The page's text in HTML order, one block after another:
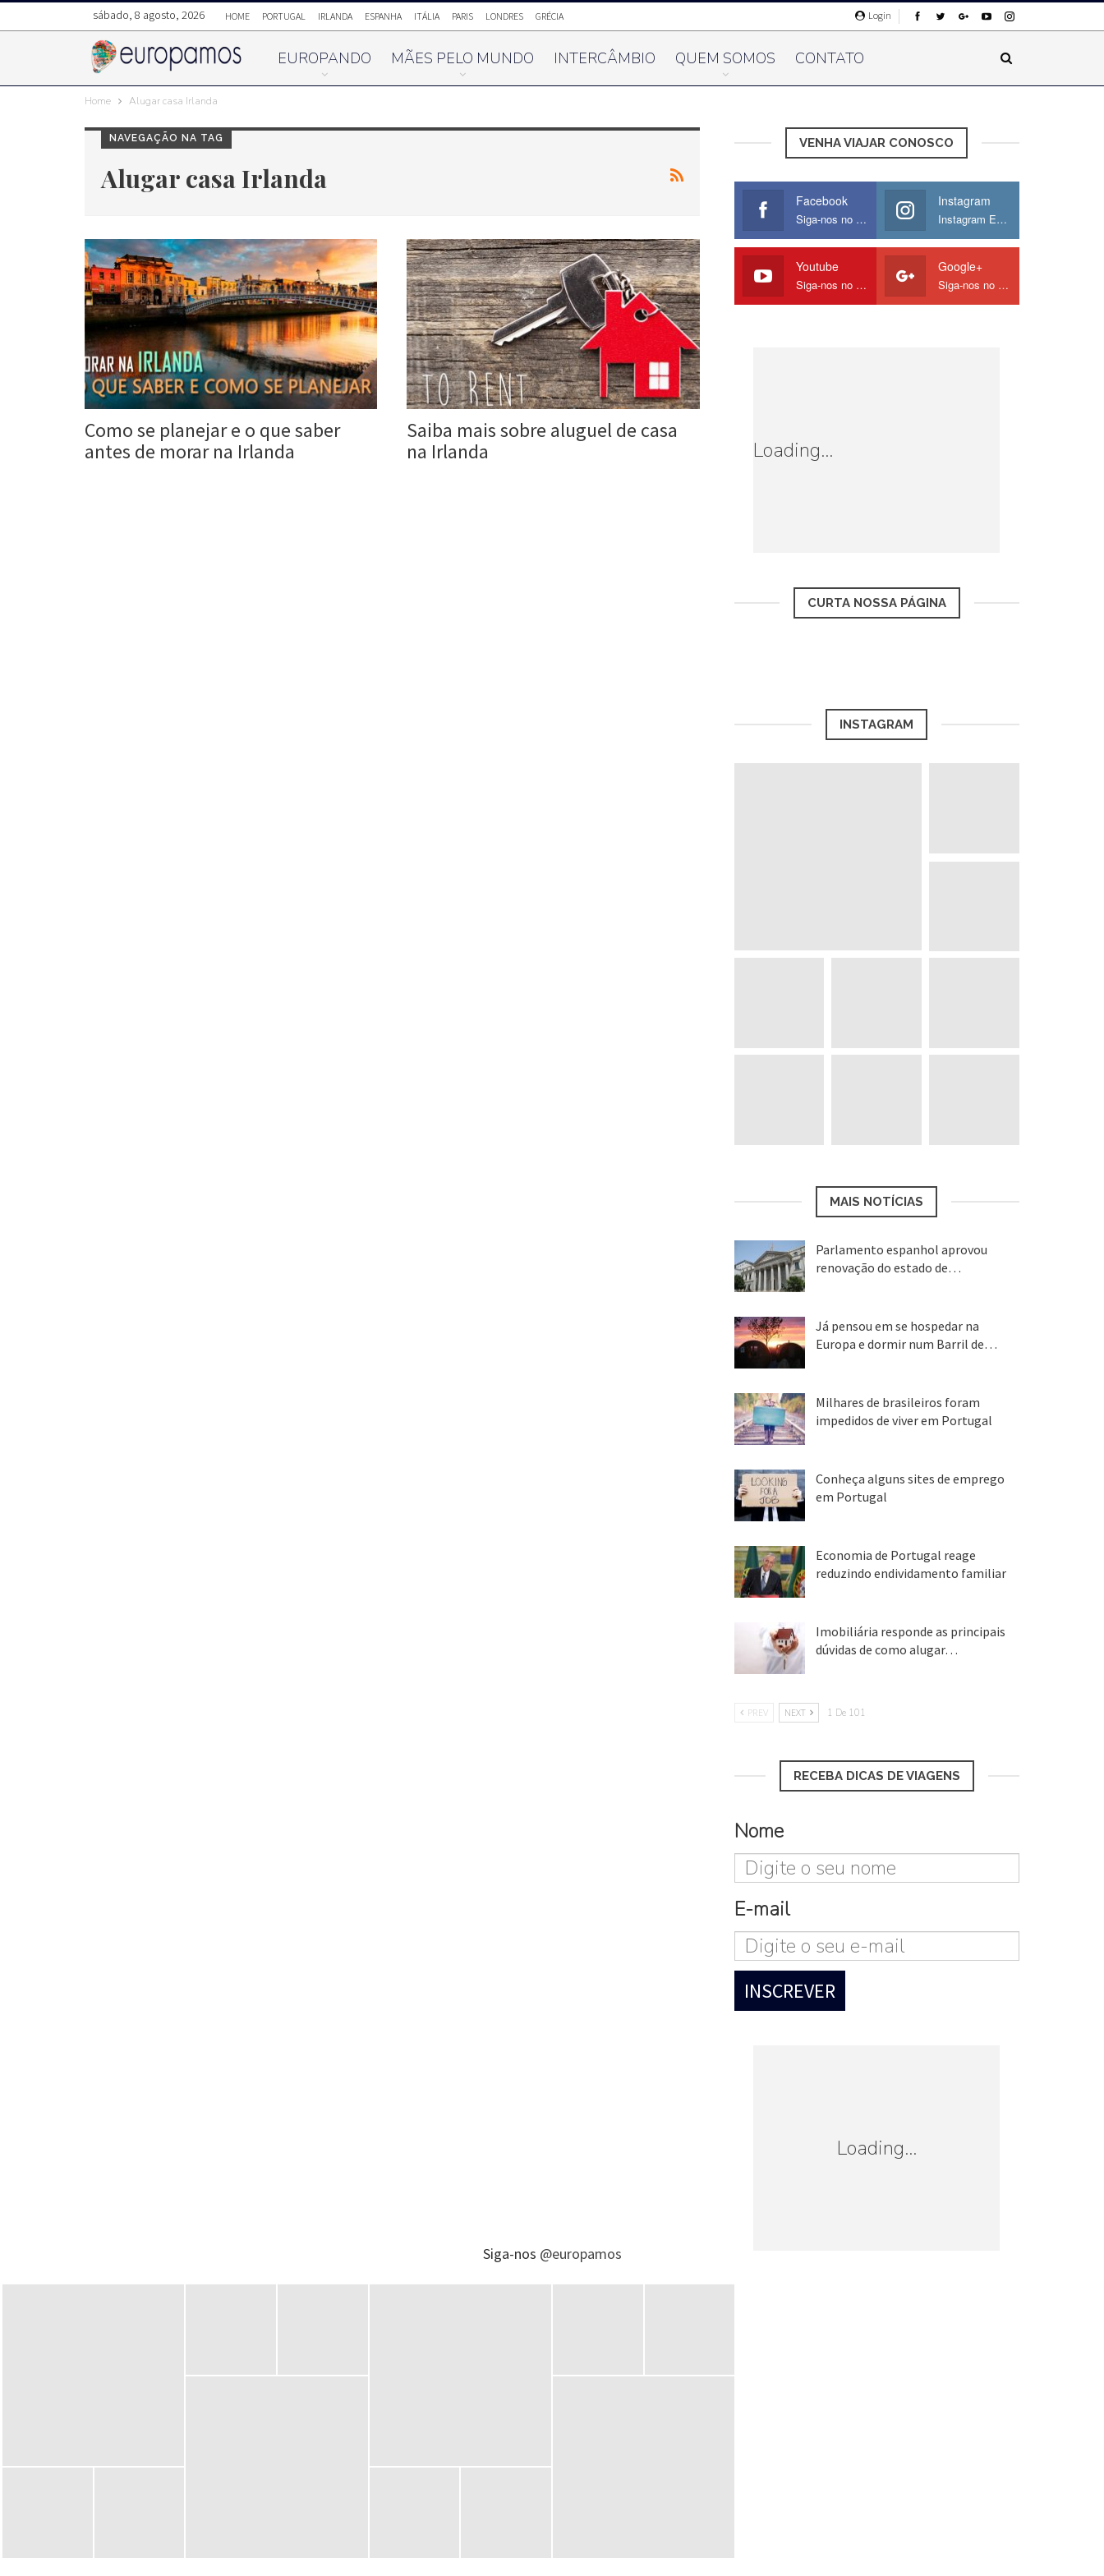
Login
sábado, 8 agosto, 2026 HOME PORTUGAL IRLANDA ESPANHA ITÁLIA PARIS LONDRES GRÉCIA
EUROPANDO MÃES PELO MUNDO INTERCÂMBIO QUEM SOMOS CONTATO
Home Alugar casa Irlanda
NAVEGAÇÃO NA TAG
Alugar casa Irlanda
Como se planejar e o que saber
antes de morar na Irlanda
Saiba mais sobre aluguel de casa
na Irlanda
VENHA VIAJAR CONOSCO
Facebook
Siga-nos no Facebook
Instagram
Instagram Europamos
Youtube
Siga-nos no Youtube
Google+
Siga-nos no Google
Loading...
CURTA NOSSA PÁGINA
INSTAGRAM
MAIS NOTÍCIAS
Parlamento espanhol aprovou
renovação do estado de…
Já pensou em se hospedar na
Europa e dormir num Barril de…
Milhares de brasileiros foram
impedidos de viver em Portugal
Conheça alguns sites de emprego
em Portugal
Economia de Portugal reage
reduzindo endividamento familiar
Imobiliária responde as principais
dúvidas de como alugar…
PREV NEXT 1 De 101
RECEBA DICAS DE VIAGENS
Nome
E-mail
Loading...
Siga-nos @europamos